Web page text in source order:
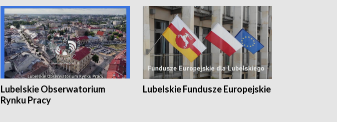
Lubelskie Obserwatorium
Rynku Pracy
Lubelskie Fundusze Europejskie